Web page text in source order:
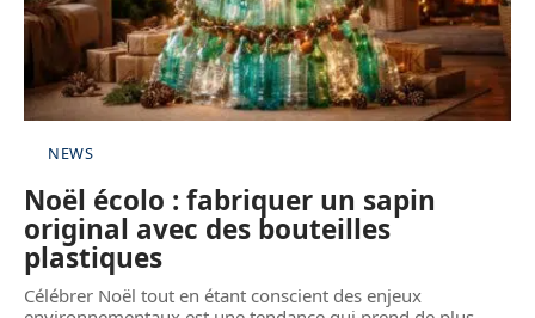
NEWS
Noël écolo : fabriquer un sapin
original avec des bouteilles
plastiques
Célébrer Noël tout en étant conscient des enjeux